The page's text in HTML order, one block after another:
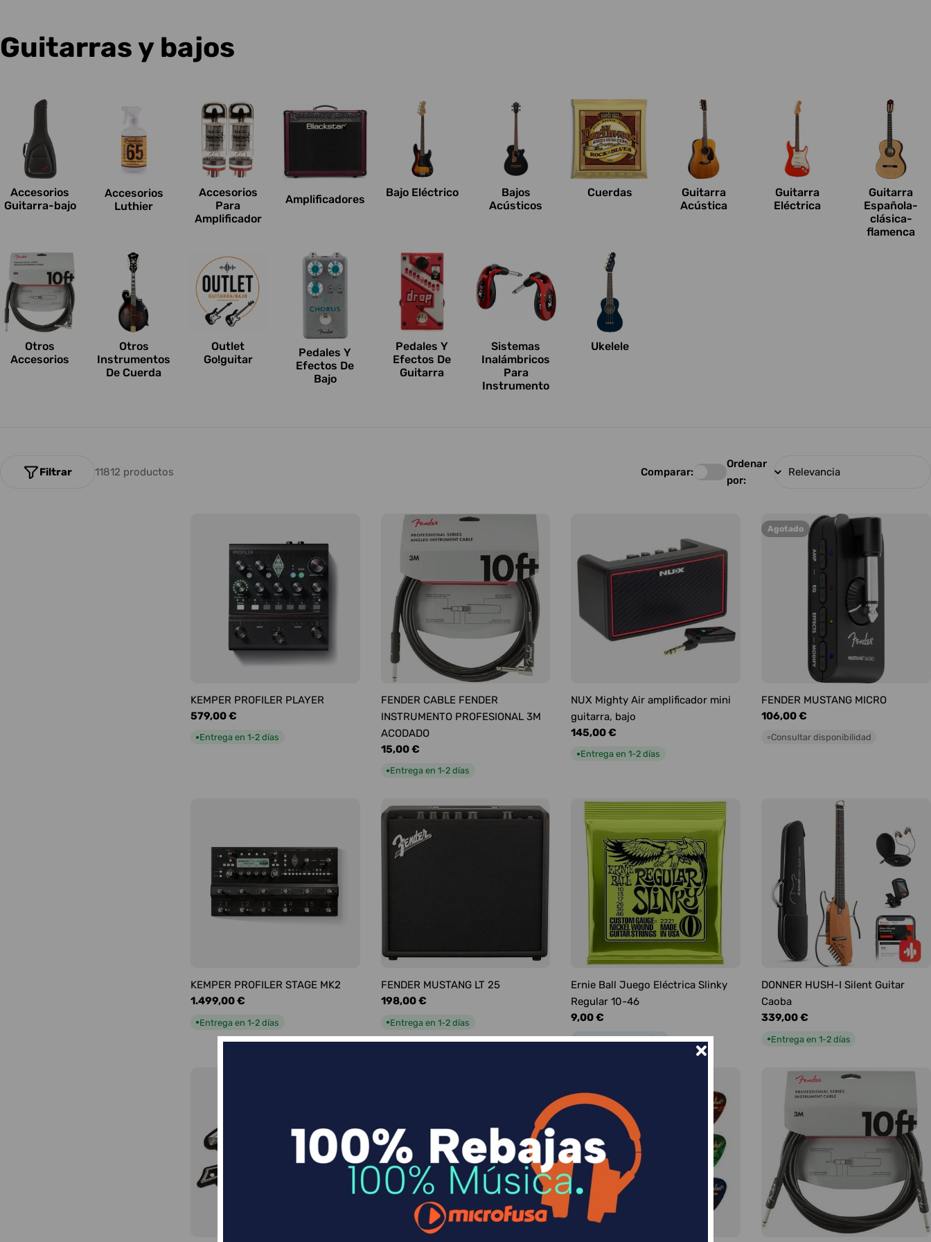
C
c
c
o
n
e
Guitarras y bajos
Accesorios
Guitarra-bajo
Accesorios
Luthier
Accesorios
Para
Amplificador
Amplificadores
Bajo Eléctrico
Bajos
Acústicos
Cuerdas
Guitarra
Acústica
Guitarra
Eléctrica
Guitarra
Española-
clásica-
flamenca
Otros
Accesorios
Otros
Instrumentos
De Cuerda
Outlet
Go!guitar
Pedales Y
Efectos De
Bajo
Pedales Y
Efectos De
Guitarra
Sistemas
Inalámbricos
Para
Instrumento
Ukelele
11812 productos
Filtrar Comparar:
Ordenar
por:
KEMPER PROFILER PLAYER
Precio
habitual
579,00 €
●Entrega en 1-2 días
FENDER CABLE FENDER
INSTRUMENTO PROFESIONAL 3M
ACODADO
Precio
habitual
15,00 €
●Entrega en 1-2 días
NUX Mighty Air amplificador mini
guitarra, bajo
Precio
habitual
145,00 €
●Entrega en 1-2 días
Agotado
FENDER MUSTANG MICRO
Precio
habitual
106,00 €
○Consultar disponibilidad
KEMPER PROFILER STAGE MK2
Precio
1.499,00 €
●Entrega en 1-2 días
FENDER MUSTANG LT 25
Precio
198,00 €
●Entrega en 1-2 días
Ernie Ball Juego Eléctrica Slinky
Regular 10-46
Precio
9,00 €
●Entrega en 5-9 días
DONNER HUSH-I Silent Guitar
Caoba
Precio
339,00 €
●Entrega en 1-2 días